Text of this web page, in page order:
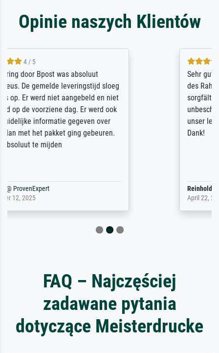
Opinie naszych Klientów
Sehr gute Qualität des Leinwanddrucks und
des Rahmens! Unser Bild wurde sehr
sorgfältig und sicher verpackt, so dass es
unbeschadet bei uns ankam. Es wird nicht
unser letzter Meisterdruck sein. Vielen
Dank!
Reinhold,
FAQ – Najczęściej
zadawane pytania
dotyczące Meisterdrucke